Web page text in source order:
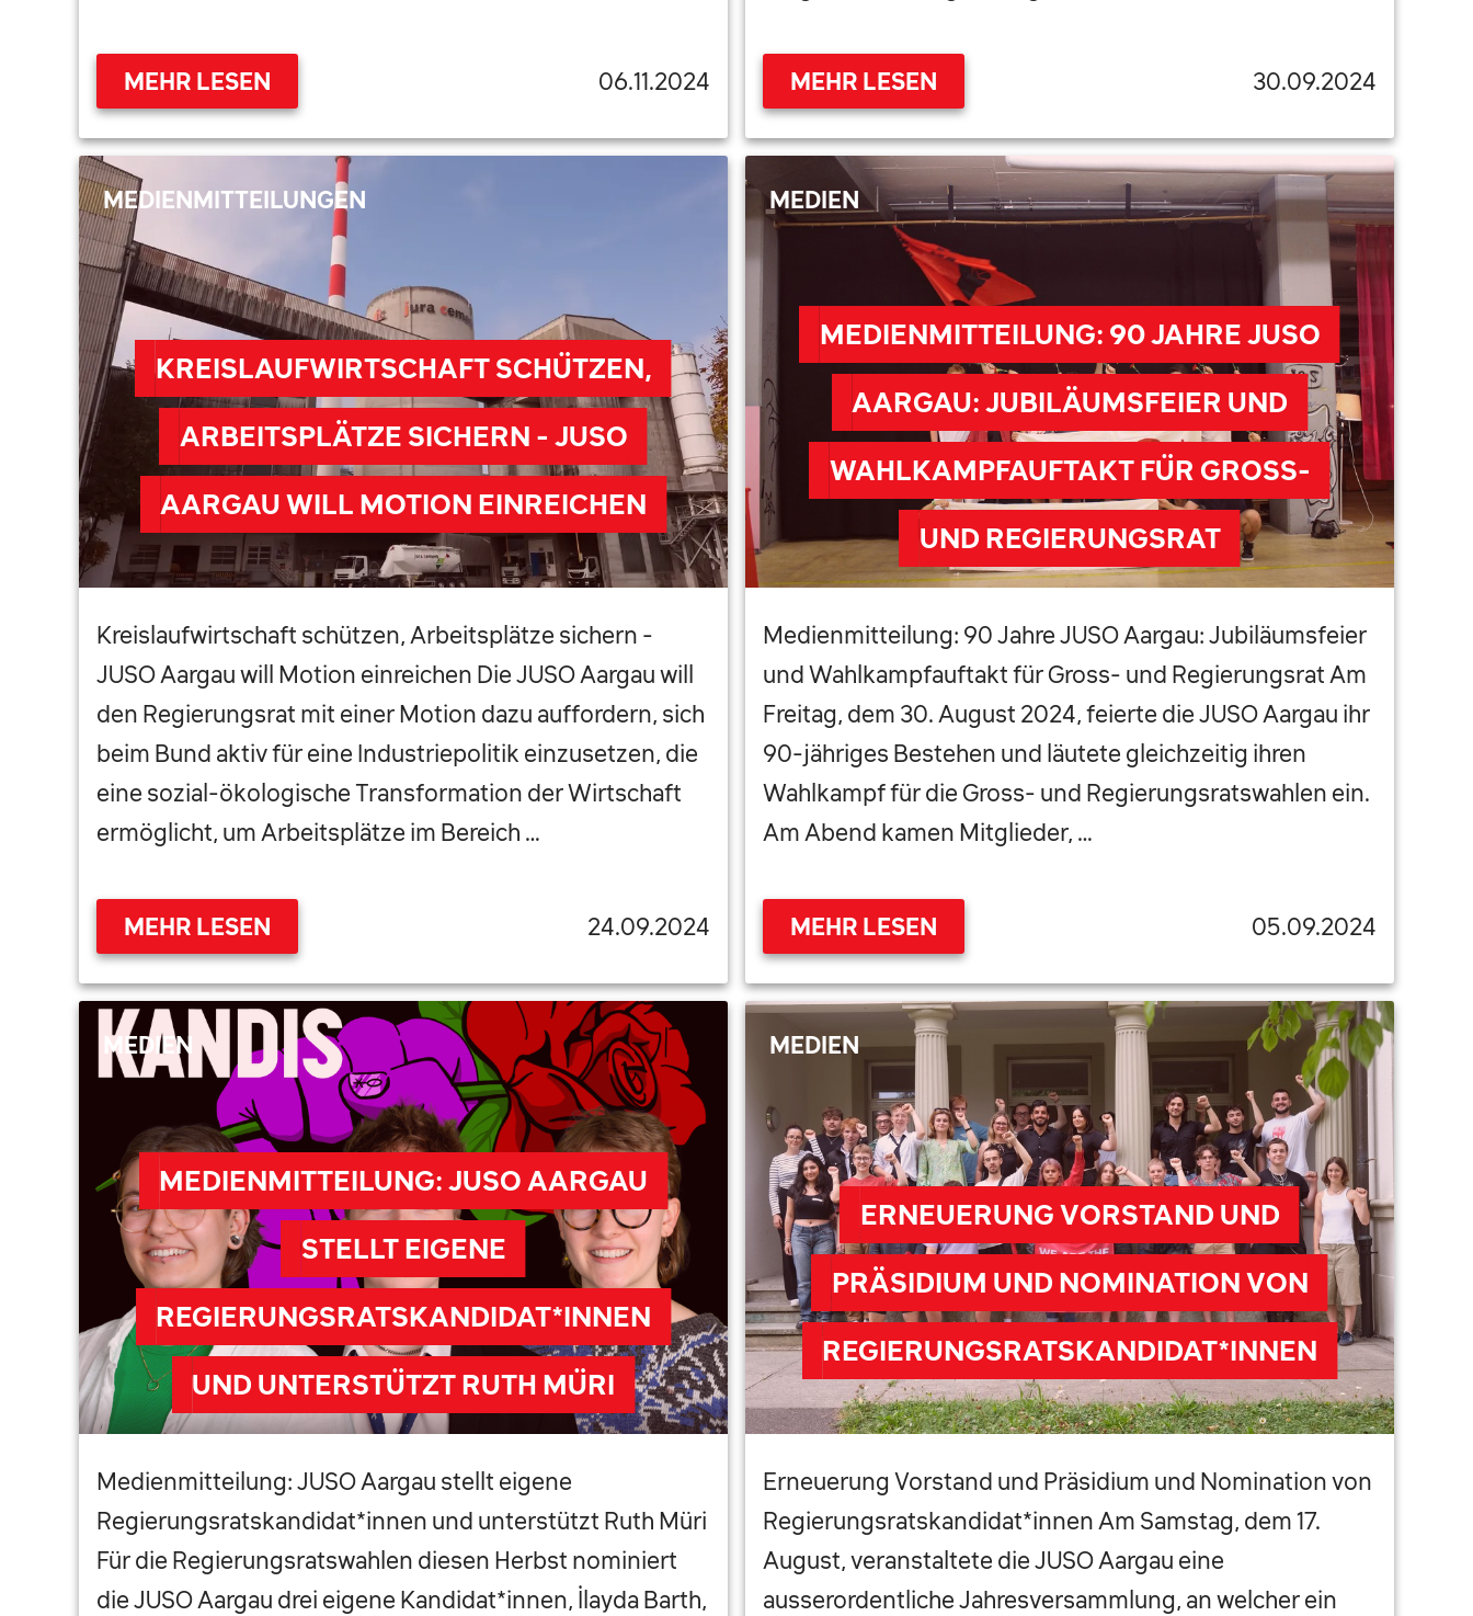
MEHR LESEN 06.11.2024 MEHR LESEN 30.09.2024
KREISLAUFWIRTSCHAFT SCHÜTZEN,
ARBEITSPLÄTZE SICHERN - JUSO
AARGAU WILL MOTION EINREICHEN
MEDIENMITTEILUNGEN
Kreislaufwirtschaft schützen, Arbeitsplätze sichern -
JUSO Aargau will Motion einreichen Die JUSO Aargau will
den Regierungsrat mit einer Motion dazu auffordern, sich
beim Bund aktiv für eine Industriepolitik einzusetzen, die
eine sozial-ökologische Transformation der Wirtschaft
ermöglicht, um Arbeitsplätze im Bereich …
MEHR LESEN 24.09.2024
MEDIENMITTEILUNG: 90 JAHRE JUSO
AARGAU: JUBILÄUMSFEIER UND
WAHLKAMPFAUFTAKT FÜR GROSS-
UND REGIERUNGSRAT
MEDIEN
Medienmitteilung: 90 Jahre JUSO Aargau: Jubiläumsfeier
und Wahlkampfauftakt für Gross- und Regierungsrat Am
Freitag, dem 30. August 2024, feierte die JUSO Aargau ihr
90-jähriges Bestehen und läutete gleichzeitig ihren
Wahlkampf für die Gross- und Regierungsratswahlen ein.
Am Abend kamen Mitglieder, …
MEHR LESEN 05.09.2024
MEDIENMITTEILUNG: JUSO AARGAU
STELLT EIGENE
REGIERUNGSRATSKANDIDAT*INNEN
UND UNTERSTÜTZT RUTH MÜRI
MEDIEN
Medienmitteilung: JUSO Aargau stellt eigene
Regierungsratskandidat*innen und unterstützt Ruth Müri
Für die Regierungsratswahlen diesen Herbst nominiert
die JUSO Aargau drei eigene Kandidat*innen, İlayda Barth,
ERNEUERUNG VORSTAND UND
PRÄSIDIUM UND NOMINATION VON
REGIERUNGSRATSKANDIDAT*INNEN
MEDIEN
Erneuerung Vorstand und Präsidium und Nomination von
Regierungsratskandidat*innen Am Samstag, dem 17.
August, veranstaltete die JUSO Aargau eine
ausserordentliche Jahresversammlung, an welcher ein